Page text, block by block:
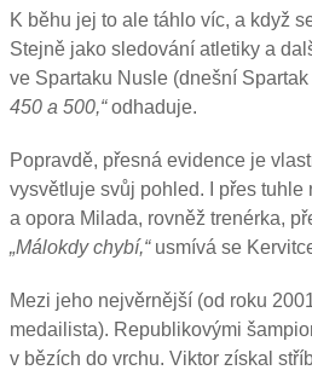
K běhu jej to ale táhlo víc, a když
Stejně jako sledování atletiky a
ve Spartaku Nusle (dnešní
450 a 500,“odhaduje.
Popravdě, přesná evidence je
vysvětluje svůj pohled. I přes
a opora Milada, rovněž trenérka,
„Málokdy chybí,“usmívá se
Mezi jeho nejvěrnější (od roku
medailista). Republikovými
v bězích do vrchu. Viktor získal